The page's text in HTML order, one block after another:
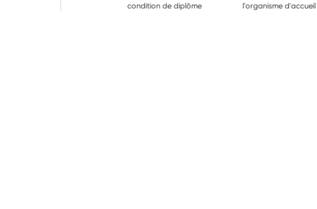
condition de diplôme
l'organisme d'accueil